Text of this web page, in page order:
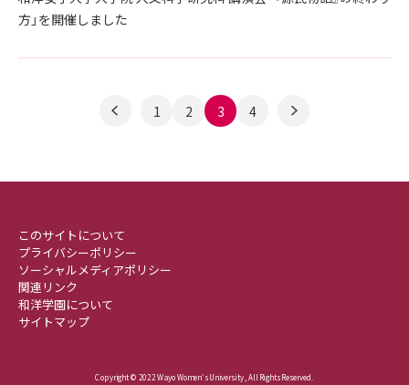
方」を開催しました
1 2 3 4
このサイトについて
プライバシーポリシー
ソーシャルメディアポリシー
関連リンク
和洋学園について
サイトマップ
Copyright © 2022 Wayo Women's University , All Rights Reserved.